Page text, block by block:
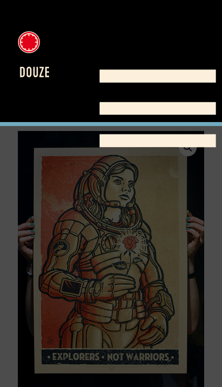
Artprint/ Explorers Not Warriors,